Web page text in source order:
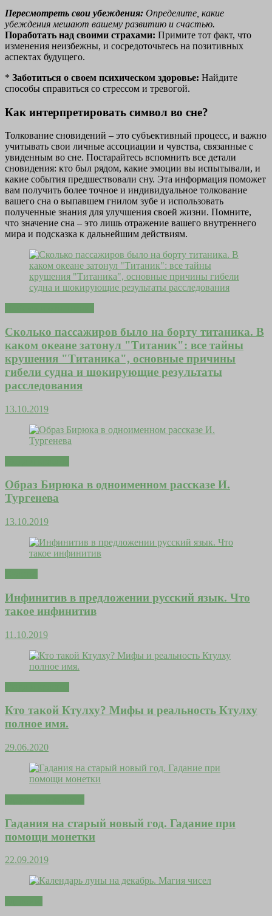
Пересмотреть свои убеждения: Определите, какие
убеждения мешают вашему развитию и счастью.
Поработать над своими страхами: Примите тот факт, что
изменения неизбежны, и сосредоточьтесь на позитивных
аспектах будущего.
* Заботиться о своем психическом здоровье: Найдите
способы справиться со стрессом и тревогой.
Как интерпретировать символ во сне?
Толкование сновидений – это субъективный процесс, и важно
учитывать свои личные ассоциации и чувства, связанные с
увиденным во сне. Постарайтесь вспомнить все детали
сновидения: кто был рядом, какие эмоции вы испытывали, и
какие события предшествовали сну. Эта информация поможет
вам получить более точное и индивидуальное толкование
вашего сна о выпавшем гнилом зубе и использовать
полученные знания для улучшения своей жизни. Помните,
что значение сна – это лишь отражение вашего внутреннего
мира и подсказка к дальнейшим действиям.
Сколько пассажиров было на борту титаника. В
каком океане затонул "Титаник": все тайны
крушения "Титаника", основные причины
гибели судна и шокирующие результаты
расследования
13.10.2019
Образ Бирюка в одноименном рассказе И.
Тургенева
13.10.2019
Инфинитив в предложении русский язык. Что
такое инфинитив
11.10.2019
Кто такой Ктулху? Мифы и реальность Ктулху
полное имя.
29.06.2020
Гадания на старый новый год. Гадание при
помощи монетки
22.09.2019